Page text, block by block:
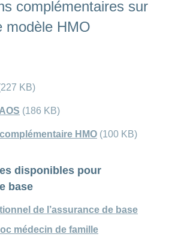
à partir de 18 ans: CHF 300, 500,
2'000 ou 2'500/an; 10 % de
pour lesquels il existe un
de 40 %
complémentaires sur
modèle HMO
KB)
(186 KB)
HMO (100 KB)
disponibles pour
base
de l’assurance de base
médecin de famille